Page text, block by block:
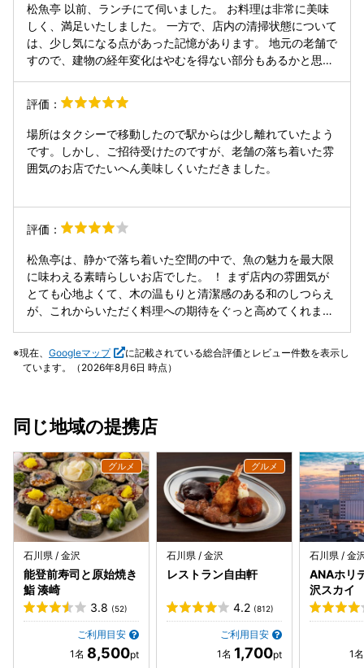
て思いました。
松魚亭 以前、ランチにて伺いました。 お料理は非常に美味
しく、満足いたしました。 一方で、店内の清掃状態について
は、少し気になる点があった記憶があります。 地元の老舗で
すので、建物の経年変化はやむを得ない部分もあるかと思い
けますと、さらに気持ちよく利用できると感じました。 今後
より良いお店になることを期待しております。 ご馳走様でし
た。 I visited for lunch some time ago. The food was
excellent, and I was very satisfied. On the other hand, I
recall noticing a few concerns regarding the cleanliness of
the interior. As a long-established local restaurant, I
greater attention to cleaning and organization would
to seeing the restaurant continue to improve. Thank you
for the meal.
評価：
場所はタクシーで移動したので駅からは少し離れていたよう
です。しかし、ご招待受けたのですが、老舗の落ち着いた雰
囲気のお店でたいへん美味しくいただきました。
評価：
松魚亭は、静かで落ち着いた空間の中で、魚の魅力を最大限
に味わえる素晴らしいお店でした。 ！ まず店内の雰囲気が
とても心地よくて、木の温もりと清潔感のある和のしつらえ
が、これからいただく料理への期待をぐっと高めてくれま
一口ごとに「うまいなあ」と自然に声が出ちゃう感じでし
た！ 焼き物や煮物も、味付けがやさしくて、どこかほっとす
感じさせてくれる料理で、和食の奥深さを改めて実感できま
る一軒です！！
現在、 Googleマップ
に記載されている総合評価とレビュー件数を表示し
ています。（2026年8月6日 時点）
同じ地域の提携店
石川県 / 金沢
能登前寿司と原始焼き
鮨 湊崎
3.8 (52)
ご利用目安
8,500
石川県 / 金沢
レストラン自由軒
4.2 (812)
ご利用目安
1,700
石川県 / 金
ANAホリ
沢スカイ